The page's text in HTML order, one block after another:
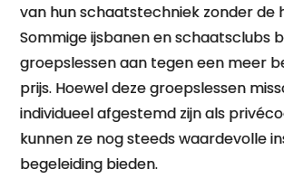
van hun schaatstechniek zonder de
Sommige ijsbanen en schaatsclubs
groepslessen aan tegen een meer
prijs. Hoewel deze groepslessen
individueel afgestemd zijn als
kunnen ze nog steeds waardevolle
begeleiding bieden.